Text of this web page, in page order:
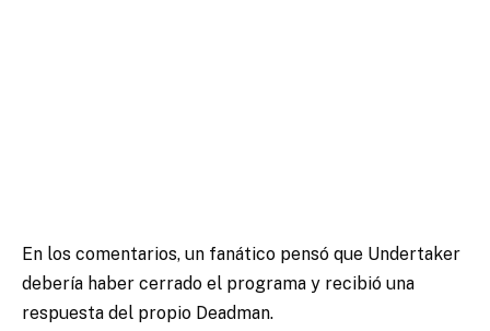
En los comentarios, un fanático pensó que Undertaker
debería haber cerrado el programa y recibió una
respuesta del propio Deadman.